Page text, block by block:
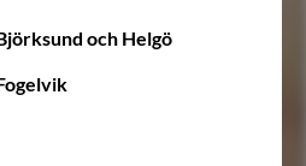
och Helgö